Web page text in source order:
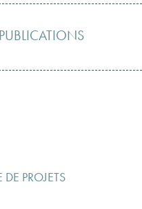
PUBLICATIONS
DE PROJETS